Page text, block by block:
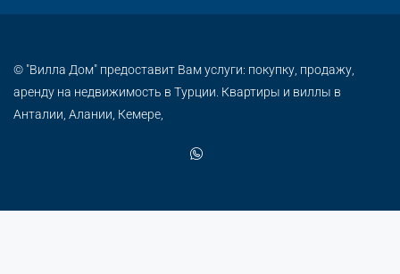
© "Вилла Дом" предоставит Вам услуги: покупку, продажу,
аренду на недвижимость в Турции. Квартиры и виллы в
Анталии, Алании, Кемере,